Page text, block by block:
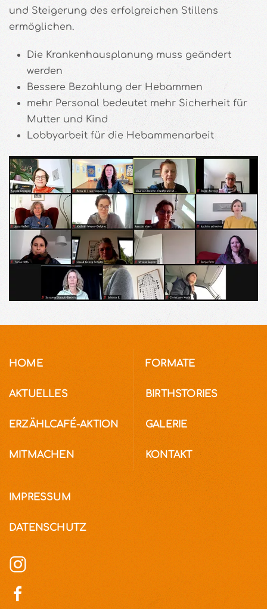
und Steigerung des erfolgreichen Stillens
ermöglichen.
Die Krankenhausplanung muss geändert
werden
Bessere Bezahlung der Hebammen
mehr Personal bedeutet mehr Sicherheit für
Mutter und Kind
Lobbyarbeit für die Hebammenarbeit
HOME
AKTUELLES
ERZÄHLCAFÉ-AKTION
MITMACHEN
FORMATE
BIRTHSTORIES
GALERIE
KONTAKT
IMPRESSUM
DATENSCHUTZ